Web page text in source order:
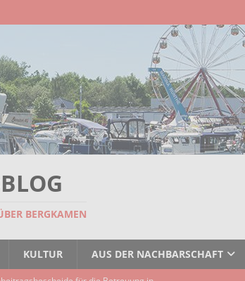
BERGKAMEN
KULTUR AUS DER NACHBARSCHAFT